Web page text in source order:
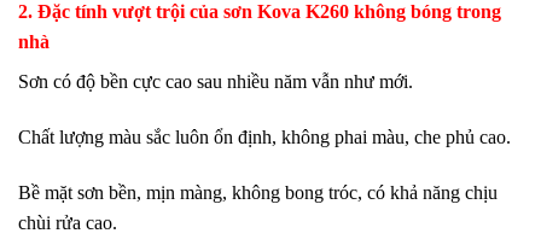
2. Đặc tính vượt trội của sơn Kova K260 không bóng trong
nhà
Sơn có độ bền cực cao sau nhiều năm vẫn như mới.
Chất lượng màu sắc luôn ổn định, không phai màu, che phủ cao.
Bề mặt sơn bền, mịn màng, không bong tróc, có khả năng chịu
chùi rửa cao.